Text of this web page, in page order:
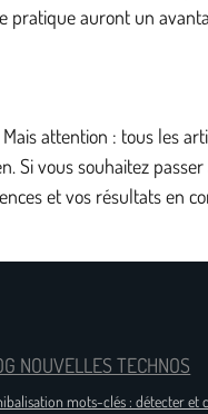
pratique auront un
Mais attention : tous les
vous souhaitez
et vos résultats en
NOUVELLES TECHNOS
mots-clés : détecter et